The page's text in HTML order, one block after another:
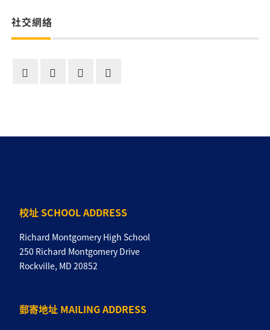
社交網絡
校址 SCHOOL ADDRESS
Richard Montgomery High School
250 Richard Montgomery Drive
Rockville, MD 20852
郵寄地址 MAILING ADDRESS